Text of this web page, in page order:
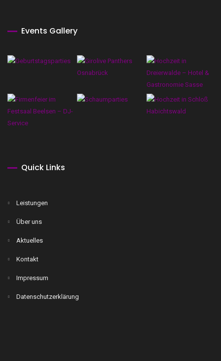
Events Gallery
Quick Links
Leistungen
Über uns
Aktuelles
Kontakt
Impressum
Datenschutzerklärung